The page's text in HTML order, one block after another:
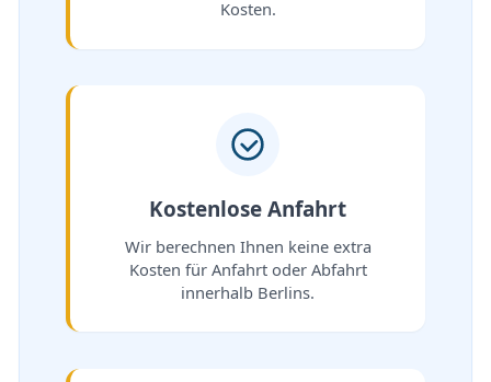
Kosten.
Kostenlose Anfahrt
Wir berechnen Ihnen keine extra
Kosten für Anfahrt oder Abfahrt
innerhalb Berlins.